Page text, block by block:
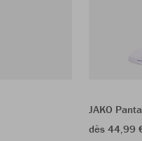
JAKO
dès 44,99